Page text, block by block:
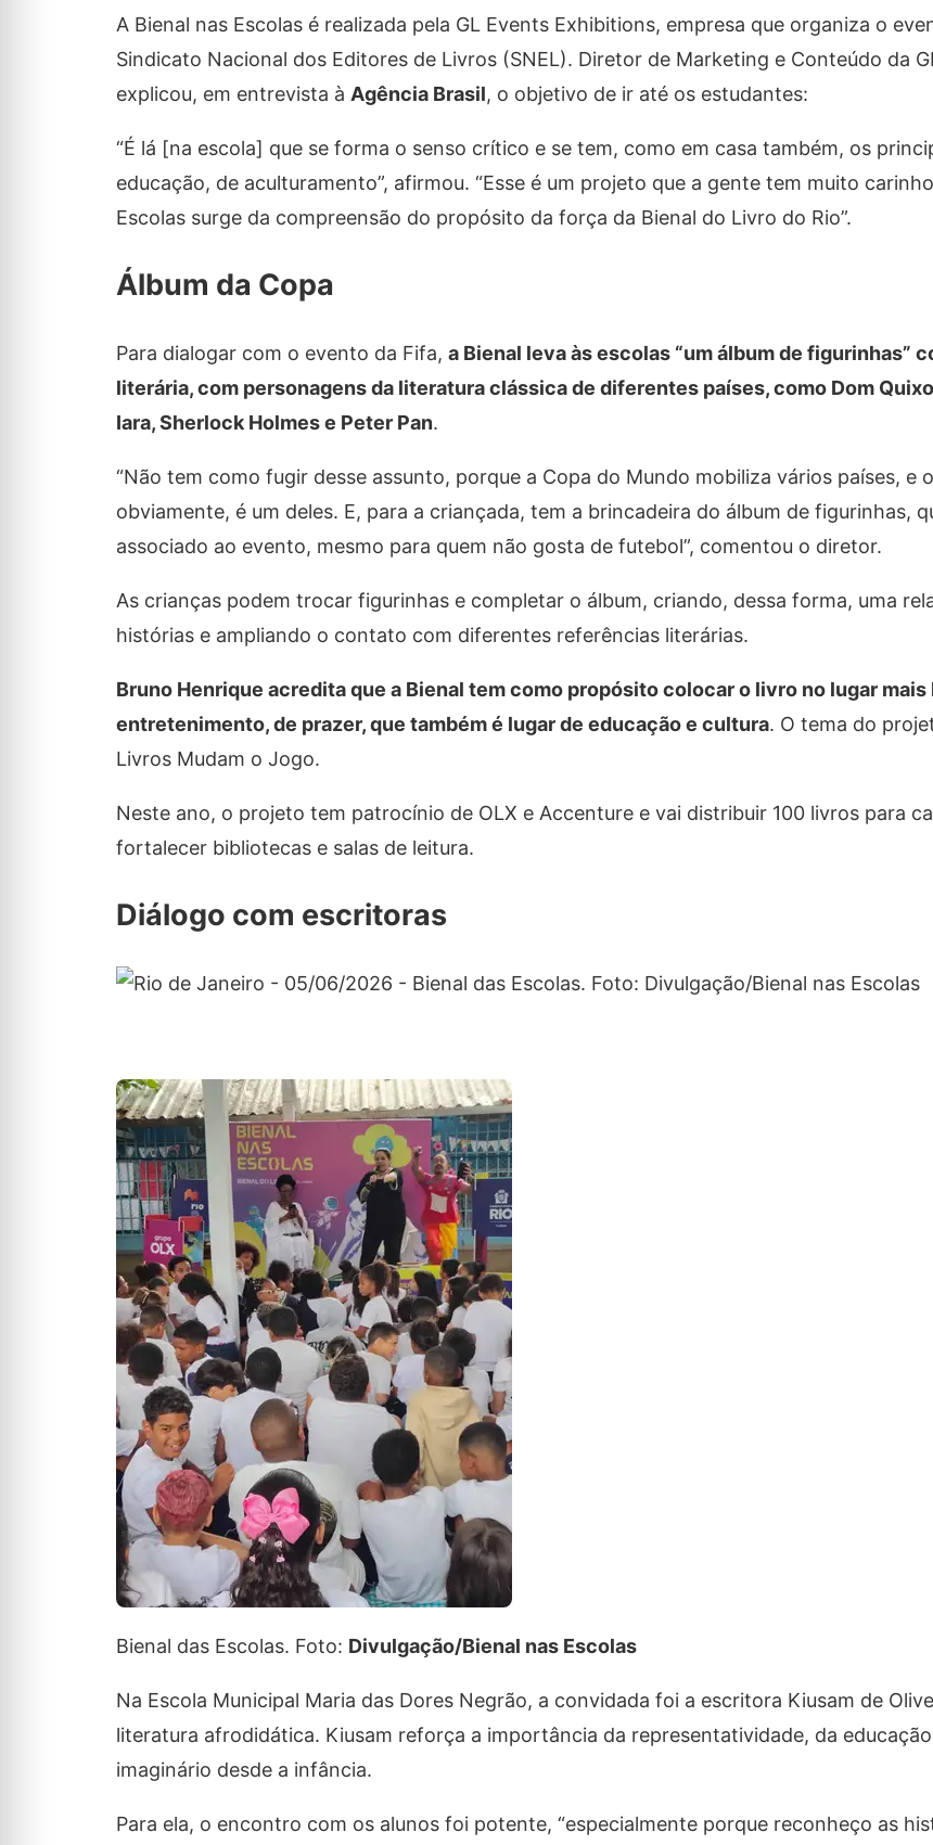
A Bienal nas Escolas é realizada pela GL Events Exhibitions, empresa que organiza o
Sindicato Nacional dos Editores de Livros (SNEL). Diretor de Marketing e Conteúdo da
explicou, em entrevista à Agência Brasil, o objetivo de ir até os estudantes:
“É lá [na escola] que se forma o senso crítico e se tem, como em casa também, os
educação, de aculturamento”, afirmou. “Esse é um projeto que a gente tem muito
Escolas surge da compreensão do propósito da força da Bienal do Livro do Rio”.
Álbum da Copa
Para dialogar com o evento da Fifa, a Bienal leva às escolas “um álbum de figurinhas”
literária, com personagens da literatura clássica de diferentes países, como Dom
Iara, Sherlock Holmes e Peter Pan.
“Não tem como fugir desse assunto, porque a Copa do Mundo mobiliza vários países, e
obviamente, é um deles. E, para a criançada, tem a brincadeira do álbum de figurinhas,
associado ao evento, mesmo para quem não gosta de futebol”, comentou o diretor.
As crianças podem trocar figurinhas e completar o álbum, criando, dessa forma, uma
histórias e ampliando o contato com diferentes referências literárias.
Bruno Henrique acredita que a Bienal tem como propósito colocar o livro no lugar mais
entretenimento, de prazer, que também é lugar de educação e cultura. O tema do
Livros Mudam o Jogo.
Neste ano, o projeto tem patrocínio de OLX e Accenture e vai distribuir 100 livros para
fortalecer bibliotecas e salas de leitura.
Diálogo com escritoras
Bienal das Escolas. Foto: Divulgação/Bienal nas Escolas
Na Escola Municipal Maria das Dores Negrão, a convidada foi a escritora Kiusam de
literatura afrodidática. Kiusam reforça a importância da representatividade, da
imaginário desde a infância.
Para ela, o encontro com os alunos foi potente, “especialmente porque reconheço as